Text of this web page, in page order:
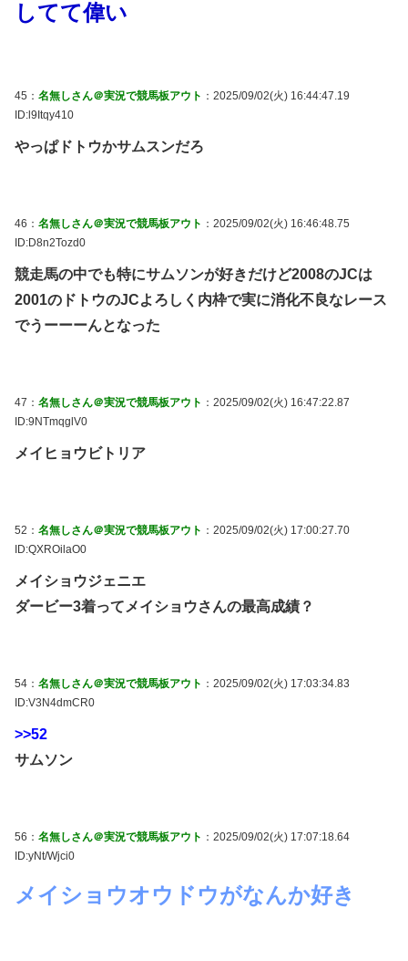
してて偉い
45： 名無しさん＠実況で競馬板アウト ：2025/09/02(火) 16:44:47.19
ID:l9Itqy410
やっぱドトウかサムスンだろ
46： 名無しさん＠実況で競馬板アウト ：2025/09/02(火) 16:46:48.75
ID:D8n2Tozd0
競走馬の中でも特にサムソンが好きだけど2008のJCは
2001のドトウのJCよろしく内枠で実に消化不良なレース
でうーーーんとなった
47： 名無しさん＠実況で競馬板アウト ：2025/09/02(火) 16:47:22.87
ID:9NTmqglV0
メイヒョウビトリア
52： 名無しさん＠実況で競馬板アウト ：2025/09/02(火) 17:00:27.70
ID:QXROilaO0
メイショウジェニエ
ダービー3着ってメイショウさんの最高成績？
54： 名無しさん＠実況で競馬板アウト ：2025/09/02(火) 17:03:34.83
ID:V3N4dmCR0
>>52
サムソン
56： 名無しさん＠実況で競馬板アウト ：2025/09/02(火) 17:07:18.64
ID:yNt/Wjci0
メイショウオウドウがなんか好き